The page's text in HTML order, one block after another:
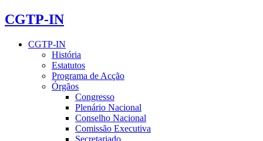
CGTP-IN
CGTP-IN
História
Estatutos
Programa de Acção
Órgãos
Congresso
Plenário Nacional
Conselho Nacional
Comissão Executiva
Secretariado